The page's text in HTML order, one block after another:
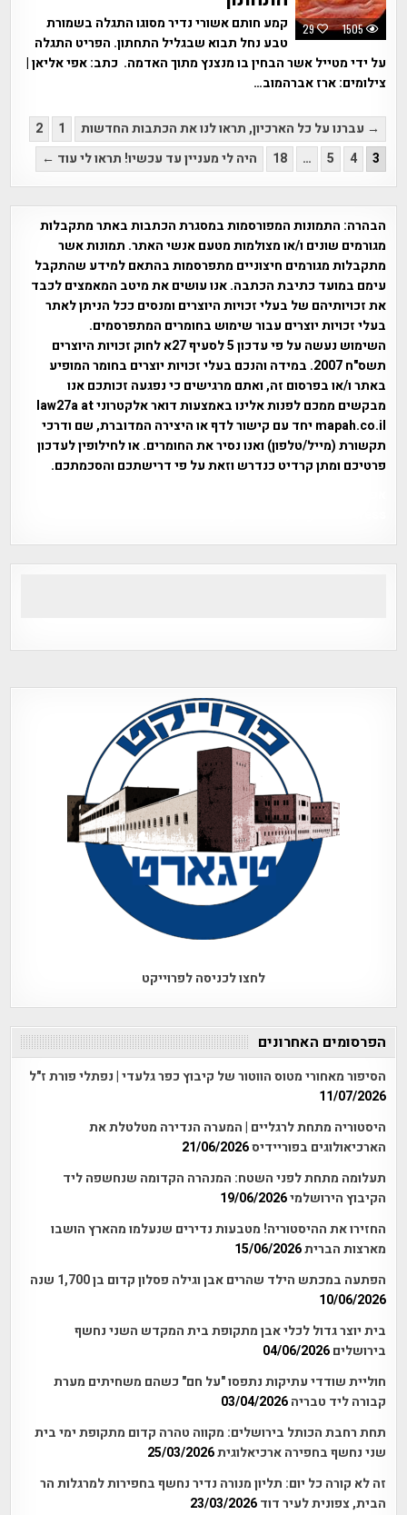
29 1505
קמע חותם אשורי נדיר מסוגו התגלה בשמורת
טבע נחל תבוא שבגליל התחתון. הפריט התגלה
על ידי מטייל אשר הבחין בו מנצנץ מתוך האדמה. כתב: אפי אליאן |
צילומים: ארז אברהמוב…
Posts
pagination
→ עברנו על כל הארכיון, תראו לנו את הכתבות החדשות 1
2
3
4
5
…
18 היה לי מעניין עד עכשיו! תראו לי עוד ←
הבהרה: התמונות המפורסמות במסגרת הכתבות באתר מתקבלות
מגורמים שונים ו/או מצולמות מטעם אנשי האתר. תמונות אשר
מתקבלות מגורמים חיצוניים מתפרסמות בהתאם למידע שהתקבל
עימם במועד כתיבת הכתבה. אנו עושים את מיטב המאמצים לכבד
את זכויותיהם של בעלי זכויות היוצרים ומנסים ככל הניתן לאתר
בעלי זכויות יוצרים עבור שימוש בחומרים המתפרסמים.
השימוש נעשה על פי עדכון 5 לסעיף 27א לחוק זכויות היוצרים
תשס"ח 2007. במידה והנכם בעלי זכויות יוצרים בחומר המופיע
באתר ו/או בפרסום זה, ואתם מרגישים כי נפגעה זכותכם אנו
מבקשים ממכם לפנות אלינו באמצעות דואר אלקטרוני law27a at
mapah.co.il יחד עם קישור לדף או היצירה המדוברת, שם ודרכי
תקשורת (מייל/טלפון) ואנו נסיר את החומרים. או לחילופין לעדכון
פרטיכם ומתן קרדיט כנדרש וזאת על פי דרישתכם והסכמתכם.
לחצו לכניסה לפרוייקט
הפרסומים האחרונים
הסיפור מאחורי מטוס הווטור של קיבוץ כפר גלעדי | נפתלי פורת ז"ל
11/07/2026
היסטוריה מתחת לרגליים | המערה הנדירה מטלטלת את
הארכיאולוגים בפוריידיס21/06/2026
תעלומה מתחת לפני השטח: המנהרה הקדומה שנחשפה ליד
הקיבוץ הירושלמי19/06/2026
החזירו את ההיסטוריה! מטבעות נדירים שנעלמו מהארץ הושבו
מארצות הברית15/06/2026
הפתעה במכתש הילד שהרים אבן וגילה פסלון קדום בן 1,700 שנה
10/06/2026
בית יוצר גדול לכלי אבן מתקופת בית המקדש השני נחשף
בירושלים 04/06/2026
חוליית שודדי עתיקות נתפסו "על חם" כשהם משחיתים מערת
קבורה ליד טבריה 03/04/2026
תחת רחבת הכותל בירושלים: מקווה טהרה קדום מתקופת ימי בית
שני נחשף בחפירה ארכיאלוגית25/03/2026
זה לא קורה כל יום: תליון מנורה נדיר נחשף בחפירות למרגלות הר
הבית, צפונית לעיר דוד 23/03/2026